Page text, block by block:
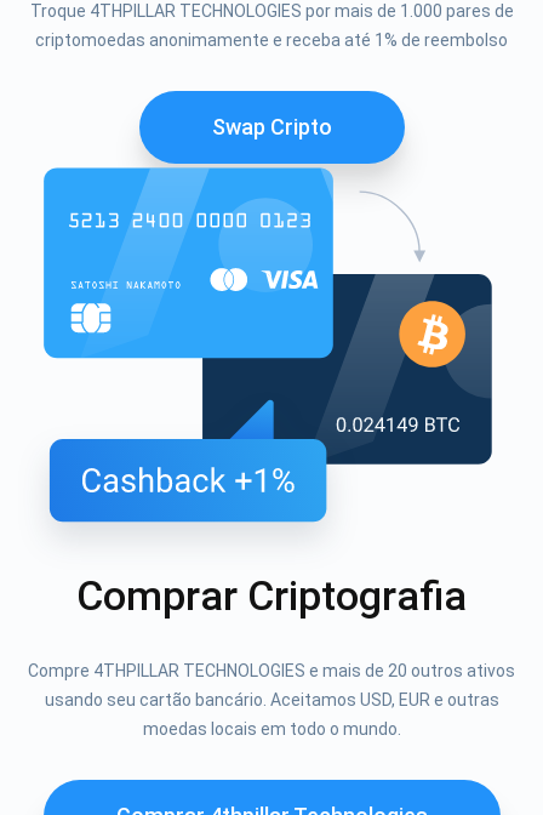
Troque 4THPILLAR TECHNOLOGIES por mais de 1.000 pares de
criptomoedas anonimamente e receba até 1% de reembolso
Swap Cripto
Comprar Criptografia
Compre 4THPILLAR TECHNOLOGIES e mais de 20 outros ativos
usando seu cartão bancário. Aceitamos USD, EUR e outras
moedas locais em todo o mundo.